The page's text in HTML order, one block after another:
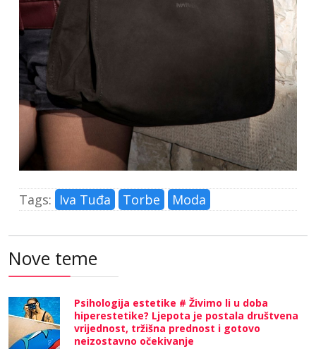
Tags: Iva Tuđa Torbe Moda
Nove teme
Psihologija estetike # Živimo li u doba
hiperestetike? Ljepota je postala društvena
vrijednost, tržišna prednost i gotovo
neizostavno očekivanje